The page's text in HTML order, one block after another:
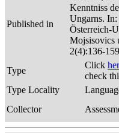
Published in
Kenntniss
Ungarns.
Österreich-
Mojsisovics
2(4):136-
Type
Click
check
Type Locality
Collector